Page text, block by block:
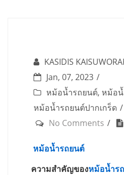
KASIDIS
Jan, 07, 2023
หม้อน้ำรถยนต์, หม้อ
หม้อน้ำรถยนต์ปากเกร็ด
No Comments
หม้อน้ำรถยนต์
ความสำคัญของหม้อน้ำร